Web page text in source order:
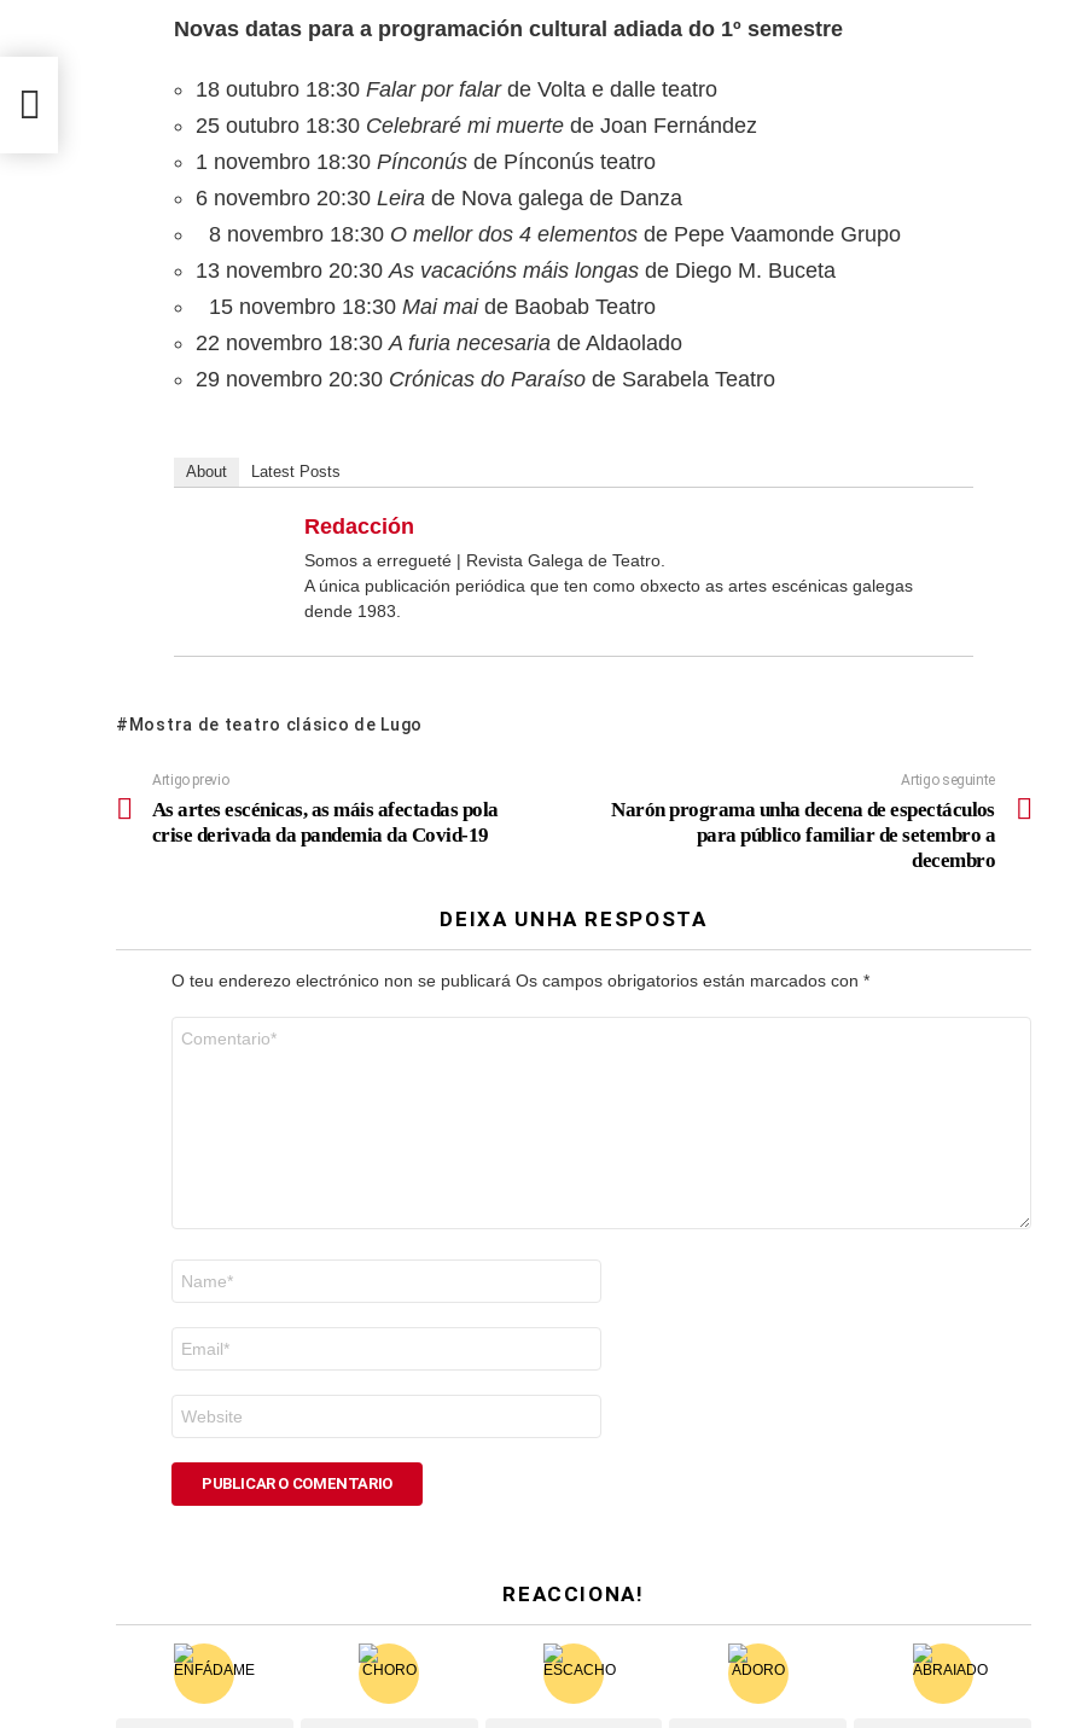
Novas datas para a programación cultural adiada do 1º semestre
18 outubro 18:30 Falar por falarde Volta e dalle teatro
25 outubro 18:30 Celebraré mi muerte de Joan Fernández
1 novembro 18:30 Pínconús de Pínconús teatro
6 novembro 20:30 Leira de Nova galega de Danza
8 novembro 18:30 O mellor dos 4 elementos de Pepe Vaamonde Grupo
13 novembro 20:30As vacacións máis longas de Diego M. Buceta
15 novembro 18:30 Mai maide Baobab Teatro
22 novembro 18:30A furia necesaria de Aldaolado
29 novembro 20:30 Crónicas do Paraíso de Sarabela Teatro
About Latest Posts
Redacción
Somos a erregueté | Revista Galega de Teatro.
A única publicación periódica que ten como obxecto as artes escénicas galegas
dende 1983.
Mostra de teatro clásico de Lugo
Artigo previo
As artes escénicas, as máis afectadas pola
crise derivada da pandemia da Covid-19
Artigo seguinte
Narón programa unha decena de espectáculos
para público familiar de setembro a
decembro
DEIXA UNHA RESPOSTA
O teu enderezo electrónico non se publicará Os campos obrigatorios están marcados con *
electrónico
*
REACCIONA!